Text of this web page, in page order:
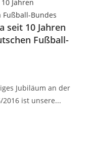
seit 10 Jahren
Fußball-
Jubiläum an der
2016 ist unsere...